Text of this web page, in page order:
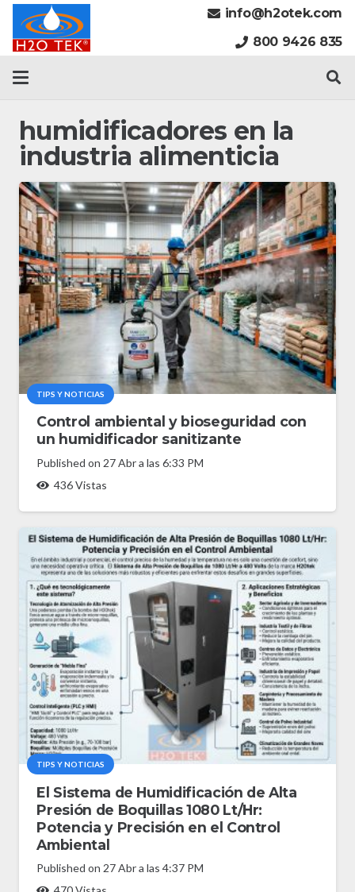
info@h2otek.com
800 9426 835
humidificadores en la
industria alimenticia
TIPS Y NOTICIAS
Control ambiental y bioseguridad con
un humidificador sanitizante
Published on 27 Abr a las 6:33 PM
436Vistas
TIPS Y NOTICIAS
El Sistema de Humidificación de Alta
Presión de Boquillas 1080 Lt/Hr:
Potencia y Precisión en el Control
Ambiental
Published on27 Abr a las 4:37 PM